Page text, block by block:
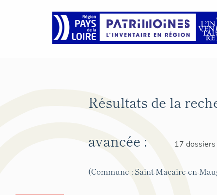
Résultats de la
avancée :
17 dossiers
(Commune : Saint-Macaire-en-